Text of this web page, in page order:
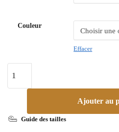
Couleur
Effacer
Ajouter au
Guide des tailles